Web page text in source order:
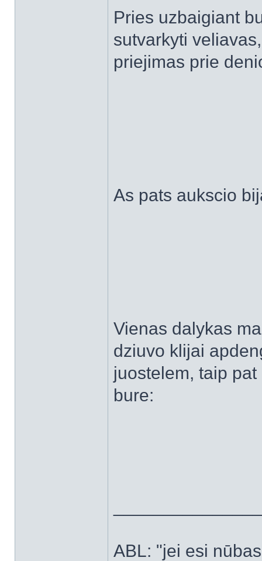
Pries uzbaigiant
sutvarkyti
priejimas prie
As pats aukscio
Vienas dalykas
dziuvo klijai
juostelem, taip
bure:
ABL: "jei esi